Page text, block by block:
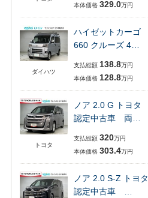
本体価格 329.0万円
ダイハツ
ハイゼットカーゴ
660 クルーズ 4…
支払総額 138.8万円
本体価格 128.8万円
トヨタ
ノア 2.0 G トヨタ
認定中古車 両…
支払総額 320万円
本体価格 303.4万円
ノア 2.0 S-Z トヨタ
認定中古車 …